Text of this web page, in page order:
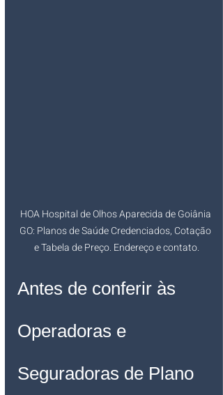
HOA Hospital de Olhos Aparecida de Goiânia
GO: Planos de Saúde Credenciados, Cotação
e Tabela de Preço. Endereço e contato.
Antes de conferir às
Operadoras e
Seguradoras de Plano